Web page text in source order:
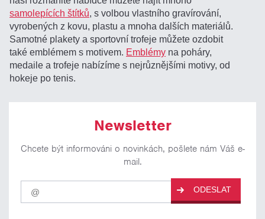
samolepících štítků, s volbou vlastního gravírování,
vyrobených z kovu, plastu a mnoha dalších materiálů.
Samotné plakety a sportovní trofeje můžete ozdobit
také emblémem s motivem. Emblémy na poháry,
medaile a trofeje nabízíme s nejrůznějšími motivy, od
hokeje po tenis.
Newsletter
Chcete být informováni o novinkách, pošlete nám Váš e-
mail.
Pro
odběr
našich
ODESLAT